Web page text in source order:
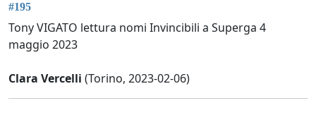
#195
Tony VIGATO lettura nomi Invincibili a Superga 4
maggio 2023
Clara Vercelli (Torino, 2023-02-06)